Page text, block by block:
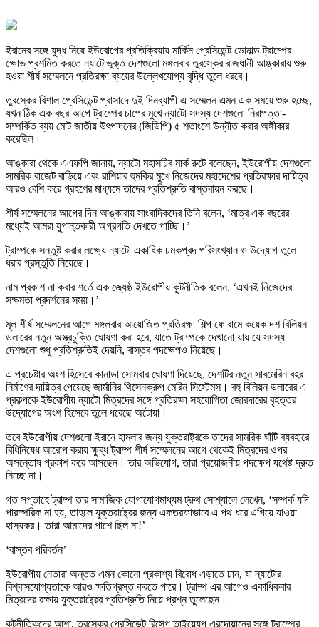
ইরানের সঙ্গে যুদ্ধ নিয়ে ইউরোপের প্রতিক্রিয়ায় মার্কিন প্রেসিডেন্ট ডোনাল্ড ট্রাম্পের
ক্ষোভ প্রশমিত করতে ন্যাটোভুক্ত দেশগুলো মঙ্গলবার তুরস্কের রাজধানী আঙ্কারায় শুরু
হওয়া শীর্ষ সম্মেলনে প্রতিরক্ষা ব্যয়ের উল্লেখযোগ্য বৃদ্ধি তুলে ধরবে।
তুরস্কের বিশাল প্রেসিডেন্ট প্রাসাদে দুই দিনব্যাপী এ সম্মেলন এমন এক সময়ে শুরু হচ্ছে,
যখন ঠিক এক বছর আগে ট্রাম্পের চাপের মুখে ন্যাটো সদস্য দেশগুলো নিরাপত্তা-
সম্পর্কিত ব্যয় মোট জাতীয় উৎপাদনের (জিডিপি) ৫ শতাংশে উন্নীত করার অঙ্গীকার
করেছিল।
আঙ্কারা থেকে এএফপি জানায়, ন্যাটো মহাসচিব মার্ক রুটে বলেছেন, ইউরোপীয় দেশগুলো
সামরিক বাজেট বাড়িয়ে এবং রাশিয়ার হুমকির মুখে নিজেদের মহাদেশের প্রতিরক্ষার দায়িত্ব
আরও বেশি করে গ্রহণের মাধ্যমে তাদের প্রতিশ্রুতি বাস্তবায়ন করছে।
শীর্ষ সম্মেলনের আগের দিন আঙ্কারায় সাংবাদিকদের তিনি বলেন, ‘মাত্র এক বছরের
মধ্যেই আমরা যুগান্তকারী অগ্রগতি দেখতে পাচ্ছি।’
ট্রাম্পকে সন্তুষ্ট করার লক্ষ্যে ন্যাটো একাধিক চমকপ্রদ পরিসংখ্যান ও উদ্যোগ তুলে
ধরার প্রস্তুতি নিয়েছে।
নাম প্রকাশ না করার শর্তে এক জ্যেষ্ঠ ইউরোপীয় কূটনীতিক বলেন, ‘এখনই নিজেদের
সক্ষমতা প্রদর্শনের সময়।’
মূল শীর্ষ সম্মেলনের আগে মঙ্গলবার আয়োজিত প্রতিরক্ষা শিল্প ফোরামে কয়েক দশ বিলিয়ন
ডলারের নতুন অস্ত্রচুক্তি ঘোষণা করা হবে, যাতে ট্রাম্পকে দেখানো যায় যে সদস্য
দেশগুলো শুধু প্রতিশ্রুতিই দেয়নি, বাস্তব পদক্ষেপও নিয়েছে।
এ প্রচেষ্টার অংশ হিসেবে কানাডা সোমবার ঘোষণা দিয়েছে, দেশটির নতুন সাবমেরিন বহর
নির্মাণের দায়িত্ব পেয়েছে জার্মানির থিসেনক্রুপ মেরিন সিস্টেমস। বহু বিলিয়ন ডলারের এ
প্রকল্পকে ইউরোপীয় ন্যাটো মিত্রদের সঙ্গে প্রতিরক্ষা সহযোগিতা জোরদারের বৃহত্তর
উদ্যোগের অংশ হিসেবে তুলে ধরেছে অটোয়া।
তবে ইউরোপীয় দেশগুলো ইরানে হামলার জন্য যুক্তরাষ্ট্রকে তাদের সামরিক ঘাঁটি ব্যবহারে
বিধিনিষেধ আরোপ করায় ক্ষুব্ধ ট্রাম্প শীর্ষ সম্মেলনের আগে থেকেই মিত্রদের ওপর
অসন্তোষ প্রকাশ করে আসছেন। তার অভিযোগ, তারা প্রয়োজনীয় পদক্ষেপ যথেষ্ট দ্রুত
নিচ্ছে না।
গত সপ্তাহে ট্রাম্প তার সামাজিক যোগাযোগমাধ্যম ট্রুথ সোশ্যালে লেখেন, ‘সম্পর্ক যদি
পারস্পরিক না হয়, তাহলে যুক্তরাষ্ট্রের জন্য একতরফাভাবে এ পথ ধরে এগিয়ে যাওয়া
হাস্যকর। তারা আমাদের পাশে ছিল না!’
‘বাস্তব পরিবর্তন’
ইউরোপীয় নেতারা অন্তত এমন কোনো প্রকাশ্য বিরোধ এড়াতে চান, যা ন্যাটোর
বিশ্বাসযোগ্যতাকে আরও ক্ষতিগ্রস্ত করতে পারে। ট্রাম্প এর আগেও একাধিকবার
মিত্রদের রক্ষায় যুক্তরাষ্ট্রের প্রতিশ্রুতি নিয়ে প্রশ্ন তুলেছেন।
কূটনীতিকদের আশা, তুরস্কের প্রেসিডেন্ট রিসেপ তাইয়্যেপ এরদোয়ানের সঙ্গে ট্রাম্পের